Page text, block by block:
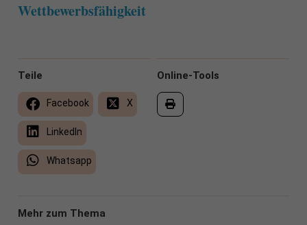
Wettbewerbsfähigkeit
Online-Tools
Teile
Facebook X
LinkedIn
Whatsapp
Mehr zum Thema